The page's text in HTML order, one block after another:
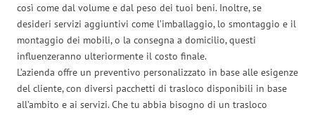
così come dal volume e dal peso dei tuoi beni. Inoltre, se
desideri servizi aggiuntivi come l’imballaggio, lo smontaggio e il
montaggio dei mobili, o la consegna a domicilio, questi
influenzeranno ulteriormente il costo finale.
L’azienda offre un preventivo personalizzato in base alle esigenze
del cliente, con diversi pacchetti di trasloco disponibili in base
all’ambito e ai servizi. Che tu abbia bisogno di un trasloco